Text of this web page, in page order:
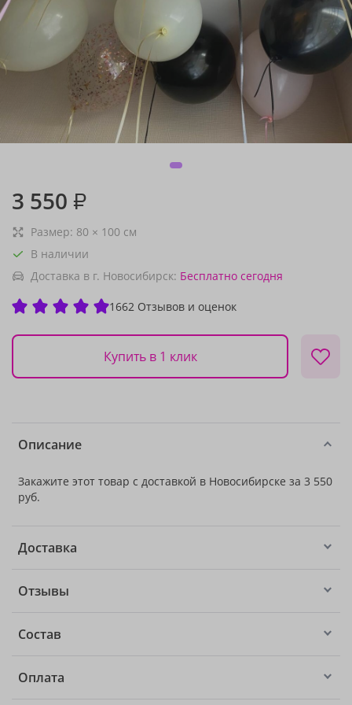
3 550 ₽
Размер: 80 × 100 см
В наличии
Доставка в г. Новосибирск: Бесплатно сегодня
1662 Отзывов и оценок
Купить в 1 клик
Описание
Закажите этот товар с доставкой в Новосибирске за 3 550
руб.
Доставка
Отзывы
Состав
Оплата